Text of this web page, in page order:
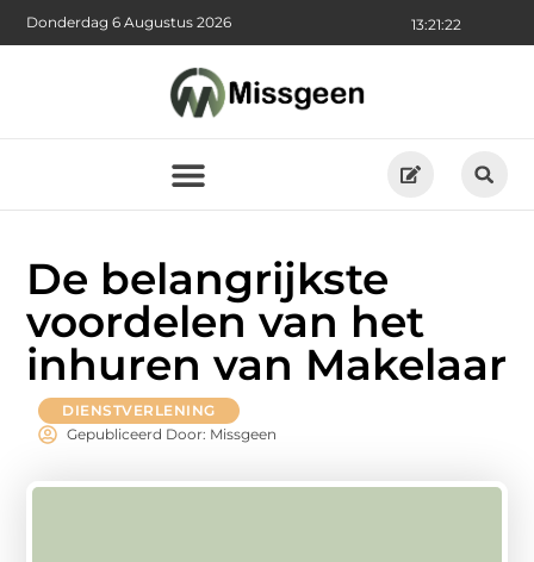
13:21:23
Donderdag 6 Augustus 2026
De belangrijkste
voordelen van het
inhuren van Makelaar
DIENSTVERLENING
Gepubliceerd Door: Missgeen